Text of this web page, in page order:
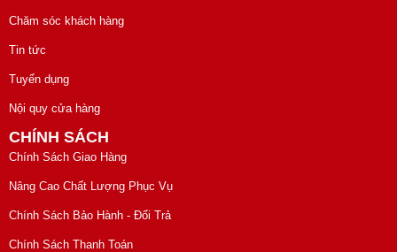
Chăm sóc khách hàng
Tin tức
Tuyển dụng
Nội quy cửa hàng
CHÍNH SÁCH
Chính Sách Giao Hàng
Nâng Cao Chất Lượng Phục Vụ
Chính Sách Bảo Hành - Đổi Trả
Chính Sách Thanh Toán